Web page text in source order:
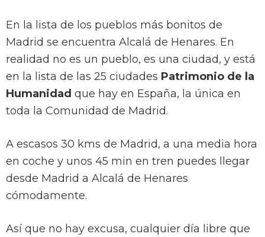
En la lista de los pueblos más bonitos de
Madrid se encuentra Alcalá de Henares. En
realidad no es un pueblo, es una ciudad, y está
en la lista de las 25 ciudades Patrimonio de la
Humanidad que hay en España, la única en
toda la Comunidad de Madrid.
A escasos 30 kms de Madrid, a una media hora
en coche y unos 45 min en tren puedes llegar
desde Madrid a Alcalá de Henares
cómodamente.
Así que no hay excusa, cualquier día libre que